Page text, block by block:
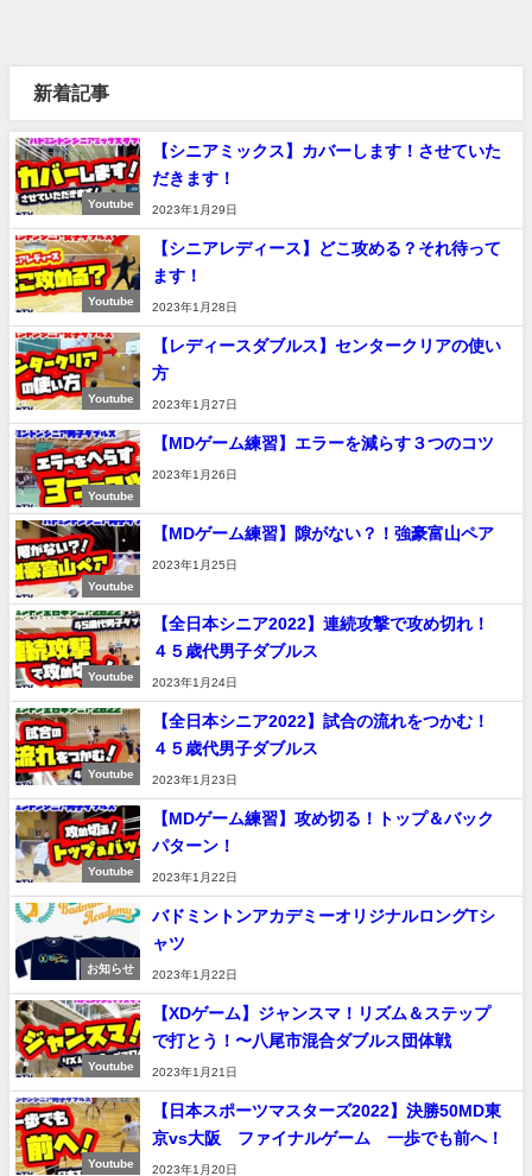
新着記事
Youtube
【シニアミックス】カバーします！させていた
だきます！
2023年1月29日
Youtube
【シニアレディース】どこ攻める？それ待って
ます！
2023年1月28日
Youtube
【レディースダブルス】センタークリアの使い
方
2023年1月27日
Youtube
【MDゲーム練習】エラーを減らす３つのコツ
2023年1月26日
Youtube
【MDゲーム練習】隙がない？！強豪富山ペア
2023年1月25日
Youtube
【全日本シニア2022】連続攻撃で攻め切れ！
４５歳代男子ダブルス
2023年1月24日
Youtube
【全日本シニア2022】試合の流れをつかむ！
４５歳代男子ダブルス
2023年1月23日
Youtube
【MDゲーム練習】攻め切る！トップ＆バック
パターン！
2023年1月22日
お知らせ
バドミントンアカデミーオリジナルロングTシ
ャツ
2023年1月22日
Youtube
【XDゲーム】ジャンスマ！リズム＆ステップ
で打とう！〜八尾市混合ダブルス団体戦
2023年1月21日
Youtube
【日本スポーツマスターズ2022】決勝50MD東
京vs大阪 ファイナルゲーム 一歩でも前へ！
2023年1月20日